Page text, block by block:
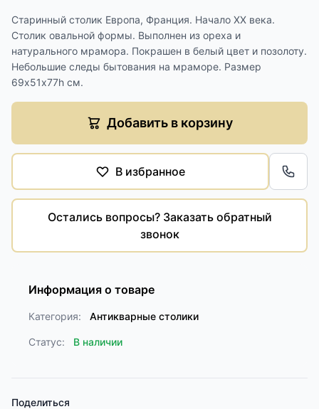
Старинный столик Европа, Франция. Начало XX века.
Столик овальной формы. Выполнен из ореха и
натурального мрамора. Покрашен в белый цвет и позолоту.
Небольшие следы бытования на мраморе. Размер
69х51х77h см.
Добавить в корзину
В избранное
Остались вопросы? Заказать обратный
звонок
Информация о товаре
Категория: Антикварные столики
Статус: В наличии
Поделиться